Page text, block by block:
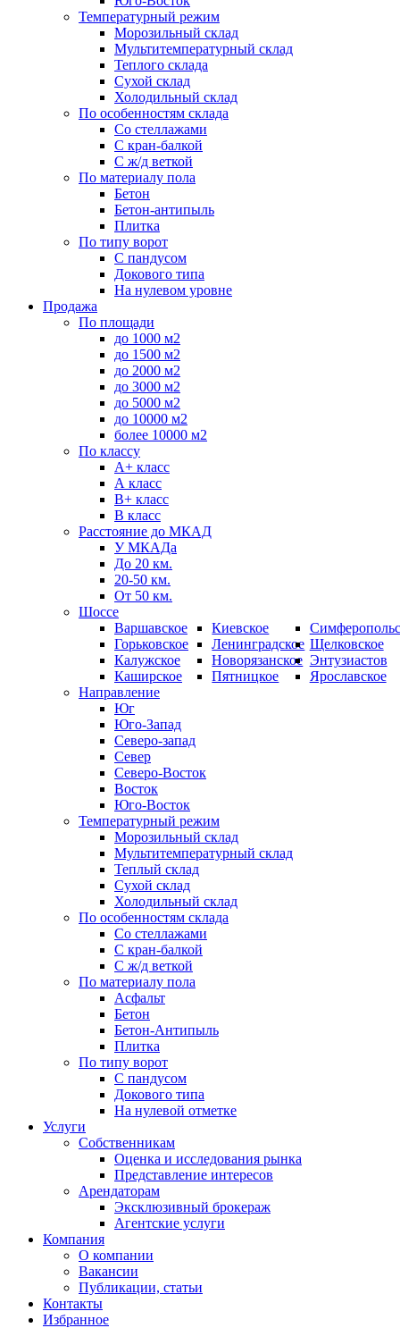
Температурный режим
Морозильный склад
Мультитемпературный склад
Теплого склада
Сухой склад
Холодильный склад
По особенностям склада
Со стеллажами
С кран-балкой
С ж/д веткой
По материалу пола
Бетон
Бетон-антипыль
Плитка
По типу ворот
С пандусом
Докового типа
На нулевом уровне
Продажа
По площади
до 1000 м2
до 1500 м2
до 2000 м2
до 3000 м2
до 5000 м2
до 10000 м2
более 10000 м2
По классу
A+ класс
А класс
В+ класс
B класс
Расстояние до МКАД
У МКАДа
До 20 км.
20-50 км.
От 50 км.
Шоссе
Варшавское
Горьковское
Калужское
Каширское
Киевское
Ленинградское
Новорязанское
Пятницкое
Щелковское
Энтузиастов
Ярославское
Направление
Юг
Юго-Запад
Северо-запад
Север
Северо-Восток
Восток
Юго-Восток
Температурный режим
Морозильный склад
Мультитемпературный склад
Теплый склад
Сухой склад
Холодильный склад
По особенностям склада
Со стеллажами
С кран-балкой
С ж/д веткой
По материалу пола
Асфальт
Бетон
Бетон-Антипыль
Плитка
По типу ворот
С пандусом
Докового типа
На нулевой отметке
Услуги
Собственникам
Оценка и исследования рынка
Представление интересов
Арендаторам
Эксклюзивный брокераж
Агентские услуги
Компания
О компании
Вакансии
Публикации, статьи
Контакты
Избранное